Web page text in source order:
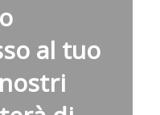
al tuo